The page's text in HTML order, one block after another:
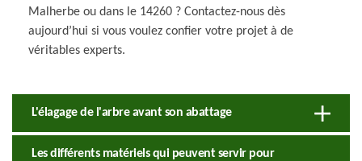
Malherbe ou dans le 14260 ? Contactez-nous dès
aujourd’hui si vous voulez confier votre projet à de
véritables experts.
L'élagage de l'arbre avant son abattage
Les différents matériels qui peuvent servir pour